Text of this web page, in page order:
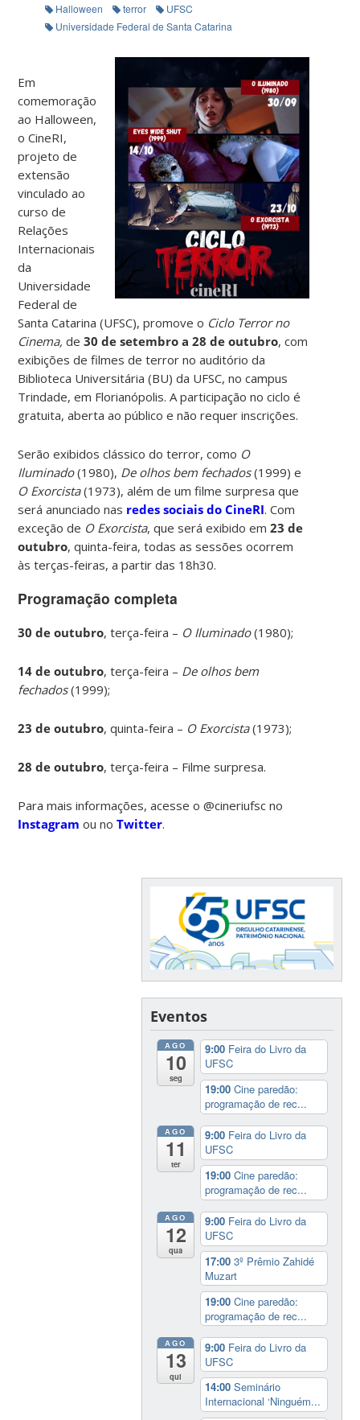
Halloween
terror
UFSC
Universidade Federal de Santa Catarina
Em
comemoração
ao Halloween,
o CineRI,
projeto de
extensão
vinculado ao
curso de
Relações
Internacionais
da
Universidade
Federal de
Santa Catarina (UFSC), promove o Ciclo Terror no
Cinema,de30 de setembro a 28 de outubro, com
exibições de filmes de terror no auditório da
Biblioteca Universitária (BU) da UFSC, no campus
Trindade, em Florianópolis. A participação no ciclo é
gratuita, aberta ao público e não requer inscrições.
Serão exibidos clássico do terror, como O
Iluminado(1980), De olhos bem fechados(1999) e
O Exorcista(1973), além de um filme surpresa que
será anunciado nas redes sociais do CineRI. Com
exceção de O Exorcista, que será exibido em23 de
outubro, quinta-feira, todas as sessões ocorrem
às terças-feiras, a partir das 18h30.
Programação completa
30 de outubro, terça-feira – O Iluminado(1980);
14 de outubro, terça-feira – De olhos bem
fechados(1999);
23 de outubro, quinta-feira – O Exorcista(1973);
28 de outubro, terça-feira – Filme surpresa.
Para mais informações, acesse o @cineriufsc no
Instagram ou noTwitter.
Eventos
AGO
10
seg
9:00 Feira do Livro da
UFSC
19:00Cine paredão:
programação de rec...
AGO
11
ter
9:00 Feira do Livro da
UFSC
19:00Cine paredão:
programação de rec...
AGO
12
qua
9:00 Feira do Livro da
UFSC
17:003º Prêmio Zahidé
Muzart
19:00Cine paredão:
programação de rec...
AGO
13
qui
9:00 Feira do Livro da
UFSC
14:00Seminário
Internacional ‘Ninguém...